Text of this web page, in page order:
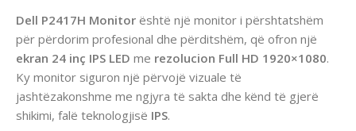
Dell P2417H Monitor është një monitor i përshtatshëm
për përdorim profesional dhe përditshëm, që ofron një
ekran 24 inç IPS LED me rezolucion Full HD 1920×1080.
Ky monitor siguron një përvojë vizuale të
jashtëzakonshme me ngjyra të sakta dhe kënd të gjerë
shikimi, falë teknologjisë IPS.